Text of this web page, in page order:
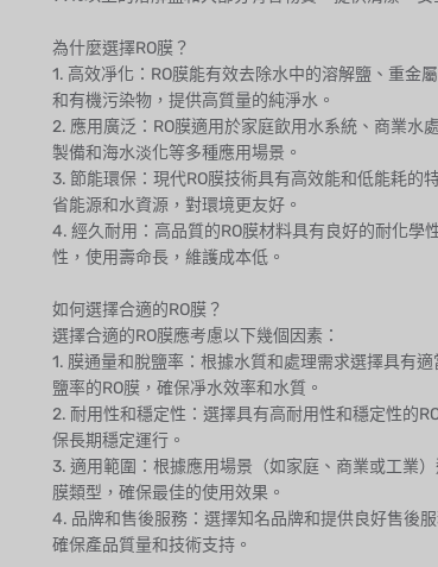
為什麼選擇RO膜？
1. 高效凈化：RO膜能有效去除水中的溶解鹽、重金
和有機污染物，提供高質量的純淨水。
2. 應用廣泛：RO膜適用於家庭飲用水系統、商業水
製備和海水淡化等多種應用場景。
3. 節能環保：現代RO膜技術具有高效能和低能耗的
省能源和水資源，對環境更友好。
4. 經久耐用：高品質的RO膜材料具有良好的耐化學
性，使用壽命長，維護成本低。
如何選擇合適的RO膜？
選擇合適的RO膜應考慮以下幾個因素：
1. 膜通量和脫鹽率：根據水質和處理需求選擇具有
鹽率的RO膜，確保凈水效率和水質。
2. 耐用性和穩定性：選擇具有高耐用性和穩定性的
保長期穩定運行。
3. 適用範圍：根據應用場景（如家庭、商業或工業
膜類型，確保最佳的使用效果。
4. 品牌和售後服務：選擇知名品牌和提供良好售後服
確保產品質量和技術支持。